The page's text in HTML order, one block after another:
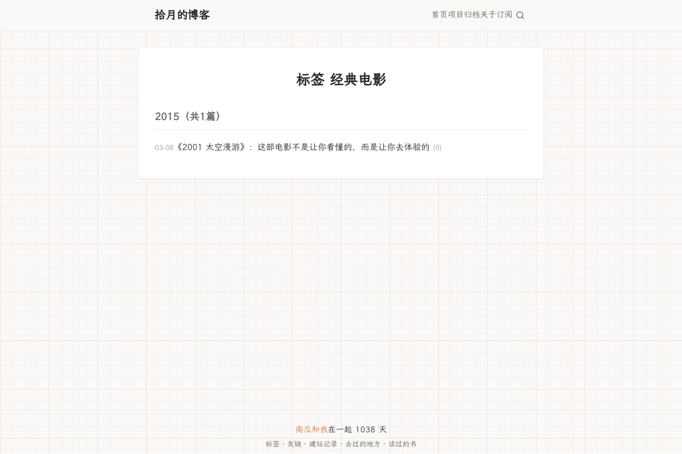
拾月的博客 首页项目 归档关于订阅
标签 经典电影
2015（共1篇）
03-08 《2001 太空漫游》：这部电影不是让你看懂的，而是让你去体验的 (0)
南瓜和我在一起 1038 天
标签 · 友链 · 建站记录 · 去过的地方 · 读过的书